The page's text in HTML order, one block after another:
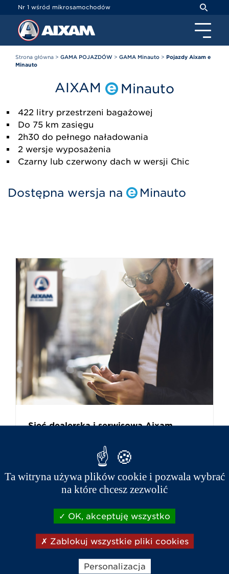
Nr 1 wśród mikrosamochodów
Strona główna > GAMA POJAZDÓW > GAMA Minauto > Pojazdy Aixam e
Minauto
AIXAM Minauto
422 litry przestrzeni bagażowej
Do 75 km zasięgu
2h30 do pełnego naładowania
2 wersje wyposażenia
Czarny lub czerwony dach w wersji Chic
Dostępna wersja na Minauto
Sieć dealerska i serwisowa Aixam
potwierdzeniem najwyższej jakości
Odwiedź nas i poznaj naszych
pracowników, których zadaniem jest
zapewnić Ci pomoc oraz niezawodność
i trwałość Twojego pojazdu.
Sieć Aixam
Panel zarządzania plikami cookies
Ta witryna używa plików cookie i pozwala wybrać
na które chcesz zezwolić
OK, akceptuję wszystko
Zablokuj wszystkie pliki cookies
Personalizacja